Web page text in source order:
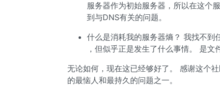
服务器作为初始服务器，所以在这个
到与DNS有关的问题。
什么是消耗我的服务器熵？ 我找不
，但似乎正是发生了什么事情。 是
无论如何，现在这已经够好了。 感谢这个
的最恼人和最持久的问题之一。